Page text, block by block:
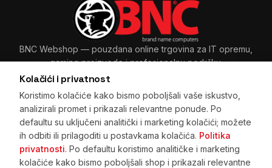
Kolačići i privatnost
Koristimo kolačiće kako bismo poboljšali vaše iskustvo,
analizirali promet i prikazali relevantne ponude. Po
defaultu su uključeni analitički i marketing kolačići; možete
ih odbiti ili prilagoditi u postavkama kolačića. Politika
privatnosti. Po defaultu koristimo analitičke i marketing
kolačiće kako bismo poboljšali shop i prikazali relevantne
BNC Webshop — pouzdana online trgovina za IT opremu,
gaming proizvode i profesionalnu podršku.
Sarajevo, BiH
+387 33 265 465 · +387 61 89 11 48
prodaja@bnc.ba